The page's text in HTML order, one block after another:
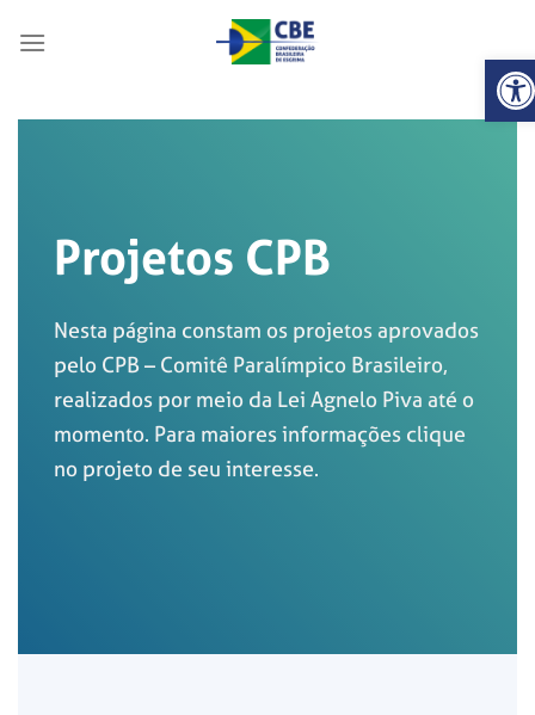
Projetos CPB
Nesta página constam os projetos aprovados
pelo CPB – Comitê Paralímpico Brasileiro,
realizados por meio da Lei Agnelo Piva até o
momento. Para maiores informações clique
no projeto de seu interesse.